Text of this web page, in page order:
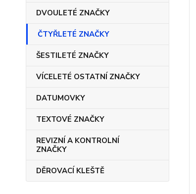
DVOULETÉ ZNAČKY
ČTYŘLETÉ ZNAČKY
ŠESTILETÉ ZNAČKY
VÍCELETÉ OSTATNÍ ZNAČKY
DATUMOVKY
TEXTOVÉ ZNAČKY
REVIZNÍ A KONTROLNÍ
ZNAČKY
DĚROVACÍ KLEŠTĚ